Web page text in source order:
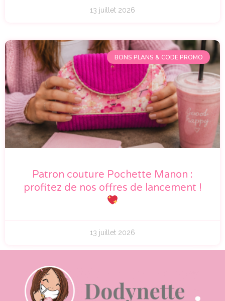
13 juillet 2026
BONS PLANS & CODE PROMO
Patron couture Pochette Manon :
profitez de nos offres de lancement !
13 juillet 2026